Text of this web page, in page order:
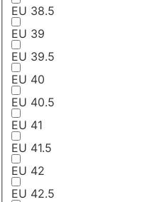
EU 38.5
EU 39
EU 39.5
EU 40
EU 40.5
EU 41
EU 41.5
EU 42
EU 42.5